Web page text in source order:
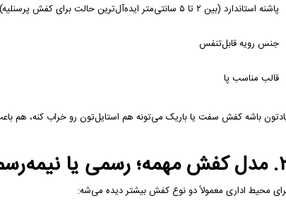
پاشنه استاندارد (بین ۲ تا ۵ سانتی‌متر ایده‌آل‌ترین حالت برای کفش پرسنلیه)
جنس رویه قابل‌تنفس
قالب مناسب پا
باشه کفش سفت یا باریک می‌تونه هم استایل‌تون رو خراب کنه، هم
یا نیمه‌رسمی؟
محیط اداری معمولاً دو نوع کفش بیشتر دیده می‌شه: